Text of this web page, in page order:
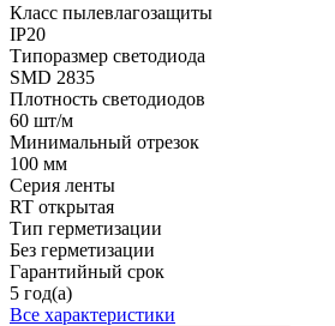
Класс пылевлагозащиты
IP20
Типоразмер светодиода
SMD 2835
Плотность светодиодов
60 шт/м
Минимальный отрезок
100 мм
Серия ленты
RT открытая
Тип герметизации
Без герметизации
Гарантийный срок
5 год(а)
Все характеристики